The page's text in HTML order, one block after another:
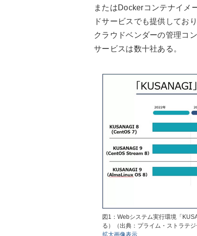
またはDockerコンテナイメ
ドサービスでも提供してお
クラウドベンダーの管理コ
サービスは数十社ある。
図1：Webシステム実行環境「
る）（出典：プライム・ストラテジ